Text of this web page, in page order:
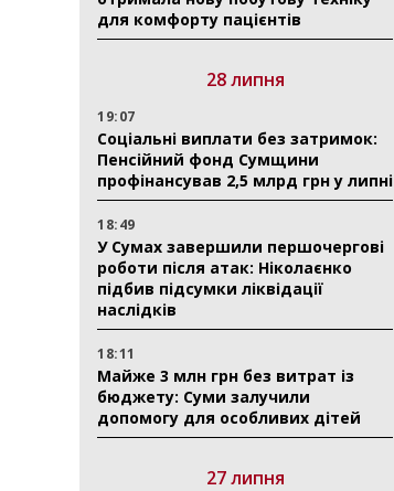
для комфорту пацієнтів
28 липня
19:07
Соціальні виплати без затримок:
Пенсійний фонд Сумщини
профінансував 2,5 млрд грн у липні
18:49
У Сумах завершили першочергові
роботи після атак: Ніколаєнко
підбив підсумки ліквідації
наслідків
18:11
Майже 3 млн грн без витрат із
бюджету: Суми залучили
допомогу для особливих дітей
27 липня